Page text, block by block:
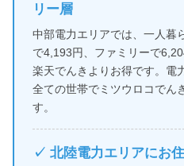
リー層
中部電力エリアでは、一人暮
で4,193円、ファミリーで
楽天でんきよりお得です。電
全ての世帯でミツウロコでん
す。
✓ 北陸電力エリアにお